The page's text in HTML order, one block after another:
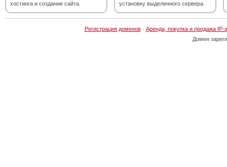
хостинга и создание сайта.
установку выделенного сервера.
Регистрация доменов· Аренда, покупка и продажа IP-
Домен